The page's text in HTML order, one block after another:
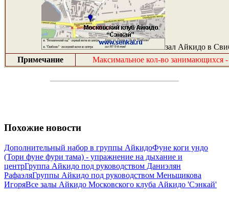
зал Айкидо в
Примечание
Максимальное кол-во занимающихся -
Похожие новости
Дополнительный набор в группы АйкидоФуне коги ундо
(Тори фуне фури тама) - упражнение на дыхание и
центрГруппа Айкидо под руководством Даниэлян
РафаэляГруппы Айкидо под руководством Меньщикова
ИгоряВсе залы Айкидо Московского клуба Айкидо 'Сэнкай'